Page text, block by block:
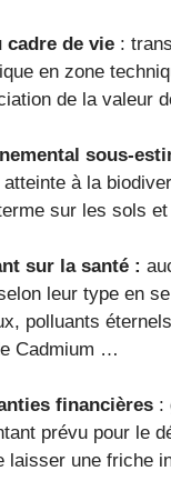
cadre de vie :
en zone
de la valeur
sous-
à la
sur les sols et
sur la santé :
leur type en
polluants
Cadmium …
financières :
prévu pour le
laisser une friche